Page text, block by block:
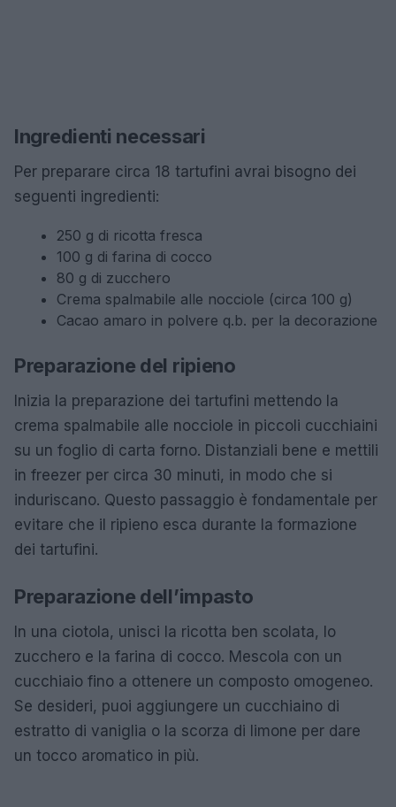
Ingredienti necessari
Per preparare circa 18 tartufini avrai bisogno dei
seguenti ingredienti:
250 g di ricotta fresca
100 g di farina di cocco
80 g di zucchero
Crema spalmabile alle nocciole (circa 100 g)
Cacao amaro in polvere q.b. per la decorazione
Preparazione del ripieno
Inizia la preparazione dei tartufini mettendo la
crema spalmabile alle nocciole in piccoli cucchiaini
su un foglio di carta forno. Distanziali bene e mettili
in freezer per circa 30 minuti, in modo che si
induriscano. Questo passaggio è fondamentale per
evitare che il ripieno esca durante la formazione
dei tartufini.
Preparazione dell’impasto
In una ciotola, unisci la ricotta ben scolata, lo
zucchero e la farina di cocco. Mescola con un
cucchiaio fino a ottenere un composto omogeneo.
Se desideri, puoi aggiungere un cucchiaino di
estratto di vaniglia o la scorza di limone per dare
un tocco aromatico in più.